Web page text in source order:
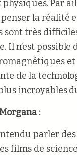
Par
la réalité
sont très
Il n’est possible
de la
incroyables
:
parler
films de